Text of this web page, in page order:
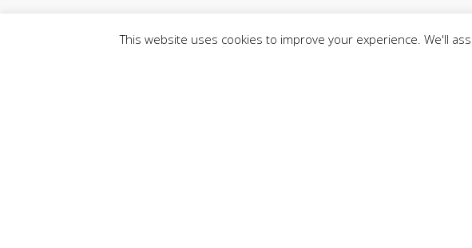
This website uses cookies to improve your experience. We'll